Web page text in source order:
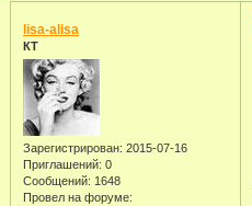
lisa-alisa
КТ
Зарегистрирован: 2015-07-16
Приглашений: 0
Сообщений: 1648
Провел на форуме: